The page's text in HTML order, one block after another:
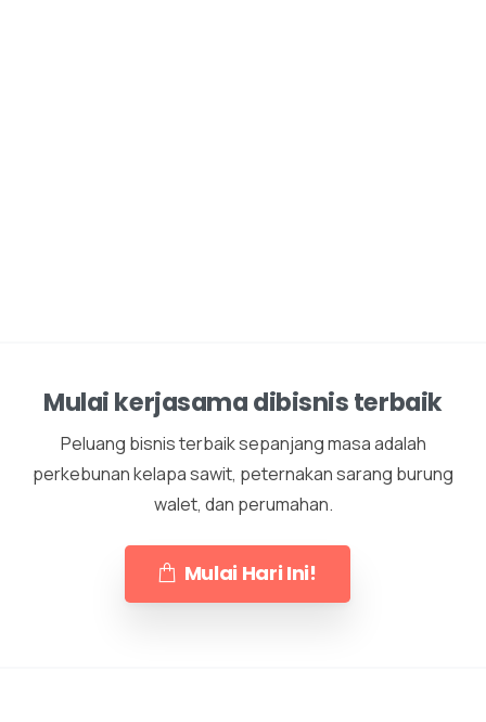
Mulai kerjasama dibisnis terbaik
Peluang bisnis terbaik sepanjang masa adalah
perkebunan kelapa sawit, peternakan sarang burung
walet, dan perumahan.
Mulai Hari Ini!